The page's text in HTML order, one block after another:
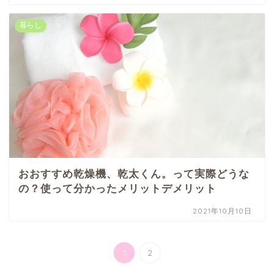
暮らし
おおすすめ乾燥機、乾太くん。って実際どうな
の？使って分かったメリットデメリット
2021年10月10日
1 2